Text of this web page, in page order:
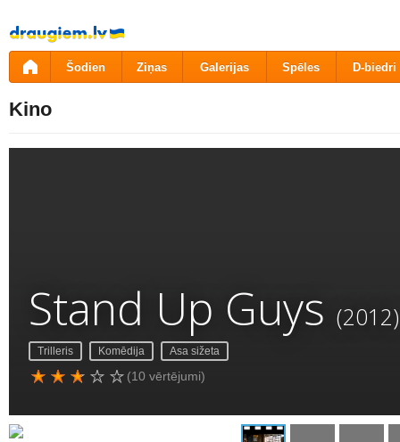
Pāriet
uz
saturu
Šodien Ziņas Galerijas Spēles D-biedri
Kino
Stand Up Guys (2012)
Trilleris Komēdija Asa sižeta
(10 vērtējumi)